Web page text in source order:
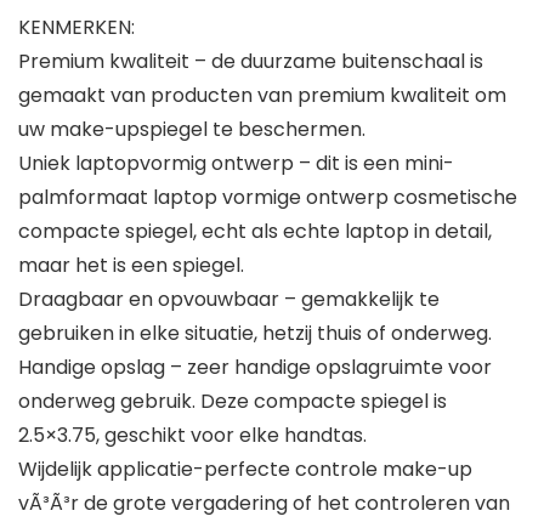
KENMERKEN:
Premium kwaliteit – de duurzame buitenschaal is
gemaakt van producten van premium kwaliteit om
uw make-upspiegel te beschermen.
Uniek laptopvormig ontwerp – dit is een mini-
palmformaat laptop vormige ontwerp cosmetische
compacte spiegel, echt als echte laptop in detail,
maar het is een spiegel.
Draagbaar en opvouwbaar – gemakkelijk te
gebruiken in elke situatie, hetzij thuis of onderweg.
Handige opslag – zeer handige opslagruimte voor
onderweg gebruik. Deze compacte spiegel is
2.5×3.75, geschikt voor elke handtas.
Wijdelijk applicatie-perfecte controle make-up
vÃ³Ã³r de grote vergadering of het controleren van